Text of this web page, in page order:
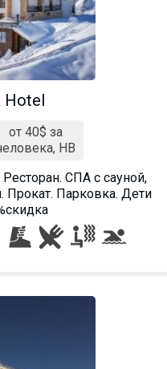
Hotel
от 40$ за
HB
СПА с сауной,
Прокат. Парковка. Дети